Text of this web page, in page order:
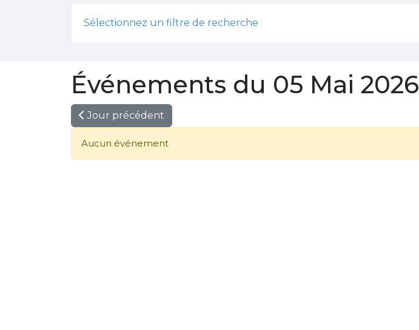
Sélectionnez un filtre de recherche
Événements du 05 Mai 2026
Jour précédent
Aucun événement